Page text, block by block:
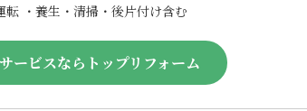
・養生・清掃・後片付け含む
ービスならトップリフォーム